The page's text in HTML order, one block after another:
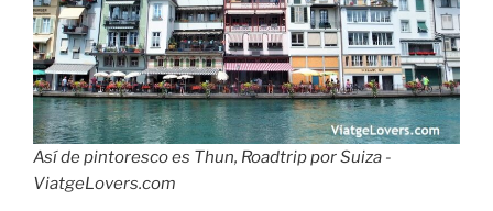
Así de pintoresco es Thun, Roadtrip por Suiza -
ViatgeLovers.com